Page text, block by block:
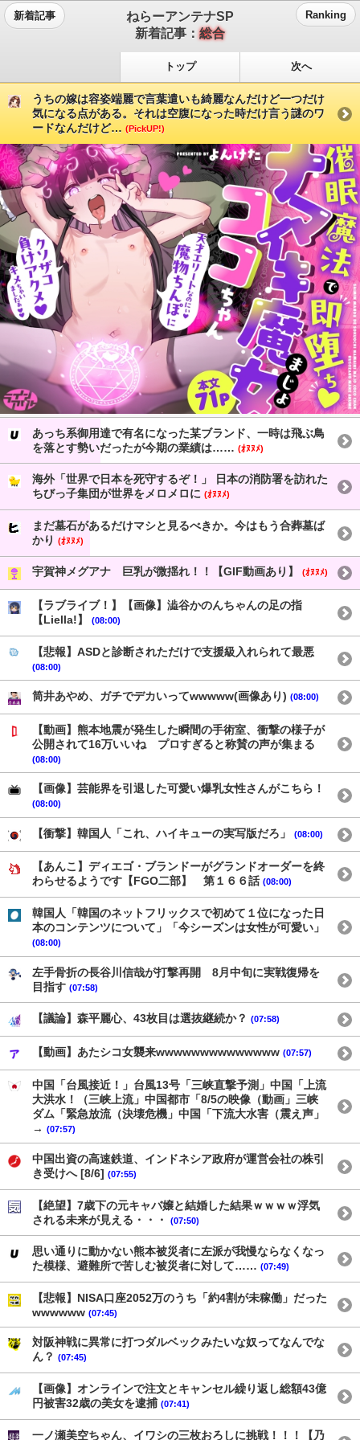
新着記事
ねらーアンテナSP
新着記事：総合
Ranking
トップ 次へ
うちの嫁は容姿端麗で言葉遣いも綺麗なんだけど一つだけ
気になる点がある。それは空腹になった時だけ言う謎のワ
ードなんだけど… (PickUP!)
あっち系御用達で有名になった某ブランド、一時は飛ぶ鳥
を落とす勢いだったが今期の業績は…… (ｵﾇﾇﾒ)
海外「世界で日本を死守するぞ！」 日本の消防署を訪れた
ちびっ子集団が世界をメロメロに (ｵﾇﾇﾒ)
まだ墓石があるだけマシと見るべきか。今はもう合葬墓ば
かり (ｵﾇﾇﾒ)
宇賀神メグアナ 巨乳が微揺れ！！【GIF動画あり】 (ｵﾇﾇﾒ)
【ラブライブ！】【画像】澁谷かのんちゃんの足の指
【Liella!】
(08:00)
【悲報】ASDと診断されただけで支援級入れられて最悪
(08:00)
筒井あやめ、ガチでデカいってwwwww(画像あり) (08:00)
【動画】熊本地震が発生した瞬間の手術室、衝撃の様子が
公開されて16万いいね プロすぎると称賛の声が集まる
(08:00)
【画像】芸能界を引退した可愛い爆乳女性さんがこちら！
(08:00)
【衝撃】韓国人「これ、ハイキューの実写版だろ」 (08:00)
【あんこ】ディエゴ・ブランドーがグランドオーダーを終
わらせるようです【FGO二部】 第１６６話 (08:00)
韓国人「韓国のネットフリックスで初めて１位になった日
本のコンテンツについて」「今シーズンは女性が可愛い」
(08:00)
左手骨折の長谷川信哉が打撃再開 8月中旬に実戦復帰を
目指す (07:58)
【議論】森平麗心、43枚目は選抜継続か？ (07:58)
【動画】あたシコ女襲来wwwwwwwwwwwwww (07:57)
中国「台風接近！」台風13号「三峡直撃予測」中国「上流
大洪水！（三峡上流」中国都市「8/5の映像（動画」三峡
ダム「緊急放流（決壊危機」中国「下流大水害（震え声」
→ (07:57)
中国出資の高速鉄道、インドネシア政府が運営会社の株引
き受けへ [8/6] (07:55)
【絶望】7歳下の元キャバ嬢と結婚した結果ｗｗｗｗ浮気
される未来が見える・・・
(07:50)
思い通りに動かない熊本被災者に左派が我慢ならなくなっ
た模様、避難所で苦しむ被災者に対して…… (07:49)
【悲報】NISA口座2052万のうち「約4割が未稼働」だった
wwwwww (07:45)
対阪神戦に異常に打つダルベックみたいな奴ってなんでな
ん？ (07:45)
【画像】オンラインで注文とキャンセル繰り返し総額43億
円被害32歳の美女を逮捕 (07:41)
一ノ瀬美空ちゃん、イワシの三枚おろしに挑戦！！！【乃